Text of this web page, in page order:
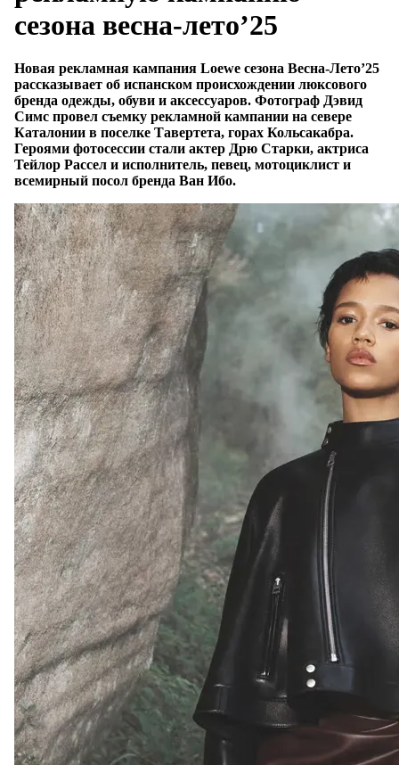
сезона весна-лето’25
Новая рекламная кампания Loewe сезона Весна-Лето’25
рассказывает об испанском происхождении люксового
бренда одежды, обуви и аксессуаров. Фотограф Дэвид
Симс провел съемку рекламной кампании на севере
Каталонии в поселке Тавертета, горах Кольсакабра.
Героями фотосессии стали актер Дрю Старки, актриса
Тейлор Рассел и исполнитель, певец, мотоциклист и
всемирный посол бренда Ван Ибо.